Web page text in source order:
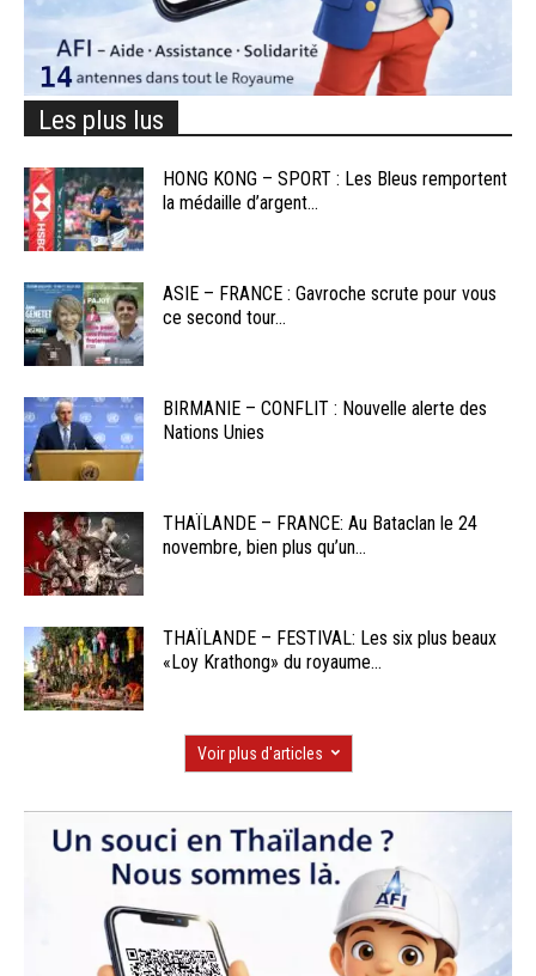
Les plus lus
HONG KONG – SPORT : Les Bleus remportent
la médaille d’argent...
ASIE – FRANCE : Gavroche scrute pour vous
ce second tour...
BIRMANIE – CONFLIT : Nouvelle alerte des
Nations Unies
THAÏLANDE – FRANCE: Au Bataclan le 24
novembre, bien plus qu’un...
THAÏLANDE – FESTIVAL: Les six plus beaux
«Loy Krathong» du royaume...
Voir plus d'articles